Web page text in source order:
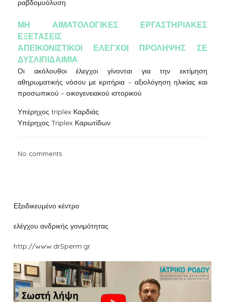
ραβδομυόλυση
.
ΜΗ ΑΙΜΑΤΟΛΟΓΙΚΕΣ ΕΡΓΑΣΤΗΡΙΑΚΕΣ
ΕΞΕΤΑΣΕΙΣ
ΑΠΕΙΚΟΝΙΣΤΙΚΟΙ ΕΛΕΓΧΟΙ ΠΡΟΛΗΨΗΣ ΣΕ
ΔΥΣΛΙΠΙΔΑΙΜΙΑ
Οι ακόλουθοι έλεγχοι γίνονται για την εκτίμηση
αθηρωματικής νόσου με κριτήρια – αξιολόγηση ηλικίας και
προσωπικού – οικογενειακού ιστορικού
Υπέρηχος triplex Καρδιάς
Υπέρηχος Triplex Καρωτίδων
No comments.
Εξειδικευμένο κέντρο
ελέγχου ανδρικής γονιμότητας
http://www.drSperm.gr